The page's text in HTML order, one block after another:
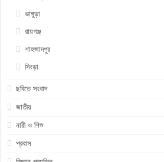
ভাঙ্গুড়া
রায়গঞ্জ
শাহজাদপুর
সিংড়া
ছবিতে সংবাদ
জাতীয়
নারী ও শিশু
প্রবাস